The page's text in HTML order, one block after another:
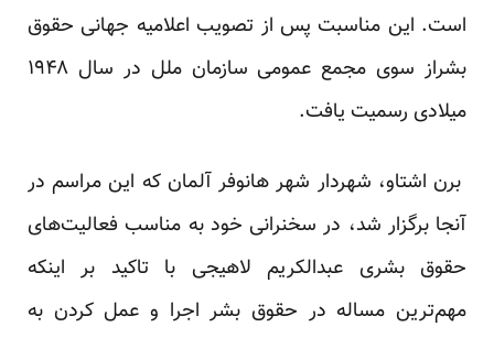
است. این مناسبت پس از تصویب اعلامیه جهانی حقوق
بشراز سوی مجمع عمومی سازمان ملل در سال ۱۹۴۸
میلادی رسمیت یافت.
برن اشتاو، شهردار شهر هانوفر آلمان که این مراسم در
آنجا برگزار شد، در سخنرانی خود به مناسب فعالیت‌های
حقوق بشری عبدالکریم لاهیجی با تاکید بر اینکه
مهم‌ترین مساله در حقوق بشر اجرا و عمل کردن به